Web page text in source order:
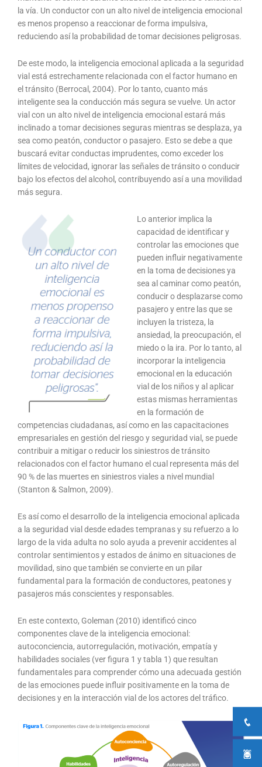
la vía. Un conductor con un alto nivel de inteligencia emocional
es menos propenso a reaccionar de forma impulsiva,
reduciendo así la probabilidad de tomar decisiones peligrosas.
De este modo, la inteligencia emocional aplicada a la seguridad
vial está estrechamente relacionada con el factor humano en
el tránsito (Berrocal, 2004). Por lo tanto, cuanto más
inteligente sea la conducción más segura se vuelve. Un actor
vial con un alto nivel de inteligencia emocional estará más
inclinado a tomar decisiones seguras mientras se desplaza, ya
sea como peatón, conductor o pasajero. Esto se debe a que
buscará evitar conductas imprudentes, como exceder los
límites de velocidad, ignorar las señales de tránsito o conducir
bajo los efectos del alcohol, contribuyendo así a una movilidad
más segura.
Lo anterior implica la
capacidad de identificar y
controlar las emociones que
pueden influir negativamente
en la toma de decisiones ya
sea al caminar como peatón,
conducir o desplazarse como
pasajero y entre las que se
incluyen la tristeza, la
ansiedad, la preocupación, el
miedo o la ira. Por lo tanto, al
incorporar la inteligencia
emocional en la educación
vial de los niños y al aplicar
estas mismas herramientas
en la formación de
competencias ciudadanas, así como en las capacitaciones
empresariales en gestión del riesgo y seguridad vial, se puede
contribuir a mitigar o reducir los siniestros de tránsito
relacionados con el factor humano el cual representa más del
90 % de las muertes en siniestros viales a nivel mundial
(Stanton & Salmon, 2009).
Es así como el desarrollo de la inteligencia emocional aplicada
a la seguridad vial desde edades tempranas y su refuerzo a lo
largo de la vida adulta no solo ayuda a prevenir accidentes al
controlar sentimientos y estados de ánimo en situaciones de
movilidad, sino que también se convierte en un pilar
fundamental para la formación de conductores, peatones y
pasajeros más conscientes y responsables.
En este contexto, Goleman (2010) identificó cinco
componentes clave de la inteligencia emocional:
autoconciencia, autorregulación, motivación, empatía y
habilidades sociales (ver figura 1 y tabla 1) que resultan
fundamentales para comprender cómo una adecuada gestión
de las emociones puede influir positivamente en la toma de
decisiones y en la interacción vial de los actores del tráfico.